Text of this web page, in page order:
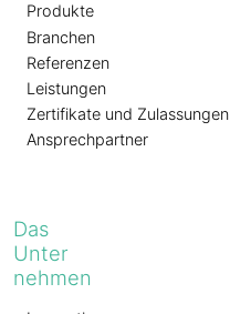
Produkte
Branchen
Referenzen
Leistungen
Zertifikate und Zulassungen
Ansprechpartner
Das
Unter
nehmen